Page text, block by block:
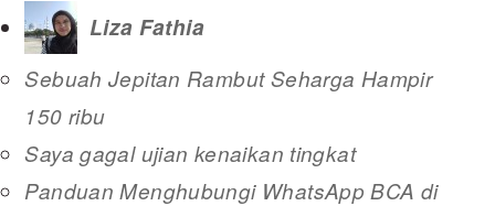
Liza Fathia
Sebuah Jepitan Rambut Seharga Hampir
150 ribu
Saya gagal ujian kenaikan tingkat
Panduan Menghubungi WhatsApp BCA di